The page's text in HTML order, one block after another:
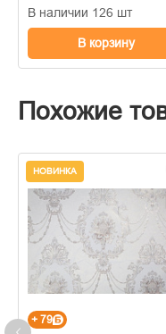
В наличии 126 шт
В корзину
Похожие
НОВИНКА
+ 79